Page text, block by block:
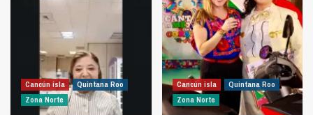
Cancún isla
Quintana Roo
Zona Norte
Cancún isla
Quintana Roo
Zona Norte